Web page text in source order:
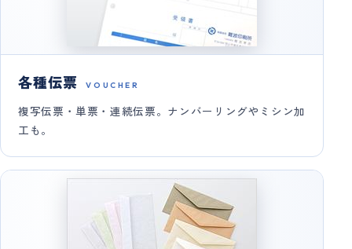
各種伝票 VOUCHER
複写伝票・単票・連続伝票。ナンバーリングやミシン加
工も。